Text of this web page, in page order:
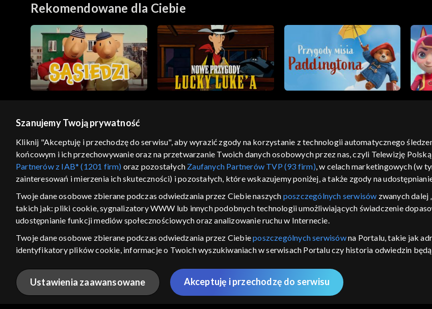
Rekomendowane dla Ciebie
GEOLOKALIZACJA
ŁĄCZYSZ SIĘ SPOZA POLSKI
Kraj, z którego się łączysz, to Stany Zjednoczone ,
w związku z czym część tytułów na platformie TVP
materiały możesz obejrzeć.
ANULUJ SPRAWDŹ
regulamin serwisu cennik polityka prywatności moje zgody pomoc kontakt voucher
Szanujemy Twoją prywatność
Kliknij "Akceptuję i przechodzę do serwisu", aby wyrazić zgody na korzystanie z technologii automatycznego
końcowym i ich przechowywanie oraz na przetwarzanie Twoich danych osobowych przez nas, czyli Telewizję
Partnerów z IAB* (1201 firm) oraz pozostałych Zaufanych Partnerów TVP (93 firm), w celach marketingowych (w
zainteresowań i mierzenia ich skuteczności) i pozostałych, które wskazujemy poniżej, a także zgody na
Twoje dane osobowe zbierane podczas odwiedzania przez Ciebie naszych poszczególnych serwisów zwanych dalej
takich jak: pliki cookie, sygnalizatory WWW lub innych podobnych technologii umożliwiających świadczenie
udostępnianie funkcji mediów społecznościowych oraz analizowanie ruchu w Internecie.
Twoje dane osobowe zbierane podczas odwiedzania przez Ciebieposzczególnych serwisówna Portalu, takie jak
identyfikatory plików cookie, informacje o Twoich wyszukiwaniach w serwisach Portalu czy historia odwiedzin
wyboru spersonalizowanych reklam, tworzenia profilu spersonalizowanych reklam, tworzenia profilu
wydajności reklam, pomiaru wydajności treści, stosowania badań rynkowych w celu generowania opinii odbiorców,
bezpieczeństwa, zapobiegania oszustwom i usuwania błędów, technicznego dostarczania reklam lub treści,
Ustawienia zaawansowane Akceptuję i przechodzę do serwisu